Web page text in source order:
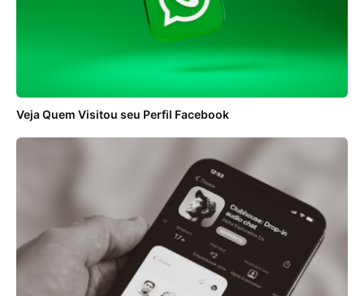
ANÚNCIOS
Veja Quem Visitou seu Perfil Facebook